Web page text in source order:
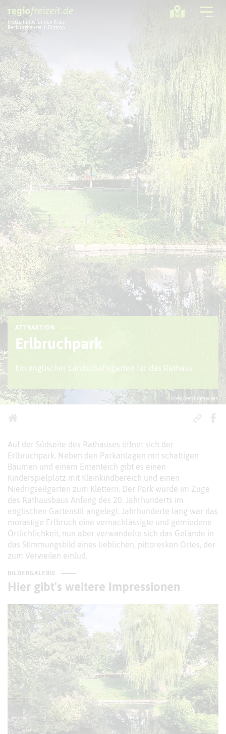
Freizeittipps für den Kreis
Recklinghausen & Bottrop
Ausflugstipps
Sport + Bewegung
Aktuelles
Freizeitregion
© Kreis Recklinghausen
ATTRAKTION
Erlbruchpark
Ein englischer Landschaftsgarten für das Rathaus
Auf der Südseite des Rathauses öffnet sich der
Erlbruchpark. Neben den Parkanlagen mit schattigen
Bäumen und einem Ententeich gibt es einen
Kinderspielplatz mit Kleinkindbereich und einen
Niedrigseilgarten zum Klettern. Der Park wurde im Zuge
des Rathausbaus Anfang des 20. Jahrhunderts im
englischen Gartenstil angelegt. Jahrhunderte lang war das
morastige Erlbruch eine vernachlässigte und gemiedene
Örtlichlichkeit, nun aber verwandelte sich das Gelände in
das Stimmungsbild eines lieblichen, pittoresken Ortes, der
zum Verweilen einlud.
BILDERGALERIE
Hier gibt's weitere Impressionen